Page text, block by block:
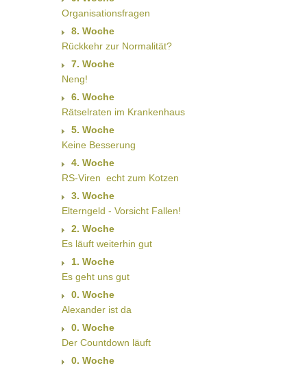
Organisationsfragen
8. Woche
Rückkehr zur Normalität?
7. Woche
Neng!
6. Woche
Rätselraten im Krankenhaus
5. Woche
Keine Besserung
4. Woche
RS-Viren  echt zum Kotzen
3. Woche
Elterngeld - Vorsicht Fallen!
2. Woche
Es läuft weiterhin gut
1. Woche
Es geht uns gut
0. Woche
Alexander ist da
0. Woche
Der Countdown läuft
0. Woche